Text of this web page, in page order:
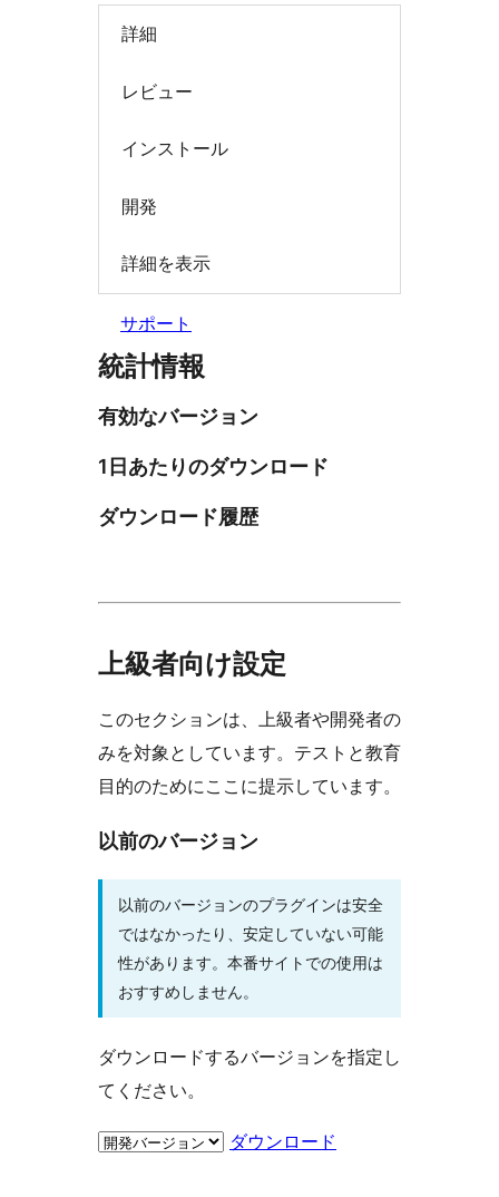
詳細
レビュー
インストール
開発
詳細を表示
サポート
統計情報
有効なバージョン
1日あたりのダウンロード
ダウンロード履歴
上級者向け設定
このセクションは、上級者や開発者の
みを対象としています。テストと教育
目的のためにここに提示しています。
以前のバージョン
以前のバージョンのプラグインは安全
ではなかったり、安定していない可能
性があります。本番サイトでの使用は
おすすめしません。
ダウンロードするバージョンを指定し
てください。
ダウンロード